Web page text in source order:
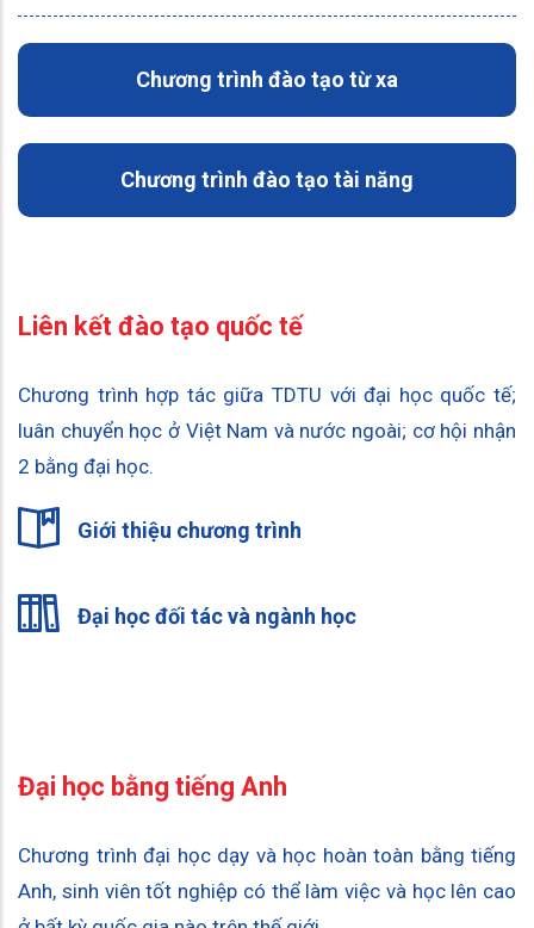
Chương trình đào tạo từ xa
Chương trình đào tạo tài năng
Liên kết đào tạo quốc tế
Chương trình hợp tác giữa TDTU với đại học quốc tế;
luân chuyển học ở Việt Nam và nước ngoài; cơ hội nhận
2 bằng đại học.
Giới thiệu chương trình
Đại học đối tác và ngành học
Đại học bằng tiếng Anh
Chương trình đại học dạy và học hoàn toàn bằng tiếng
Anh, sinh viên tốt nghiệp có thể làm việc và học lên cao